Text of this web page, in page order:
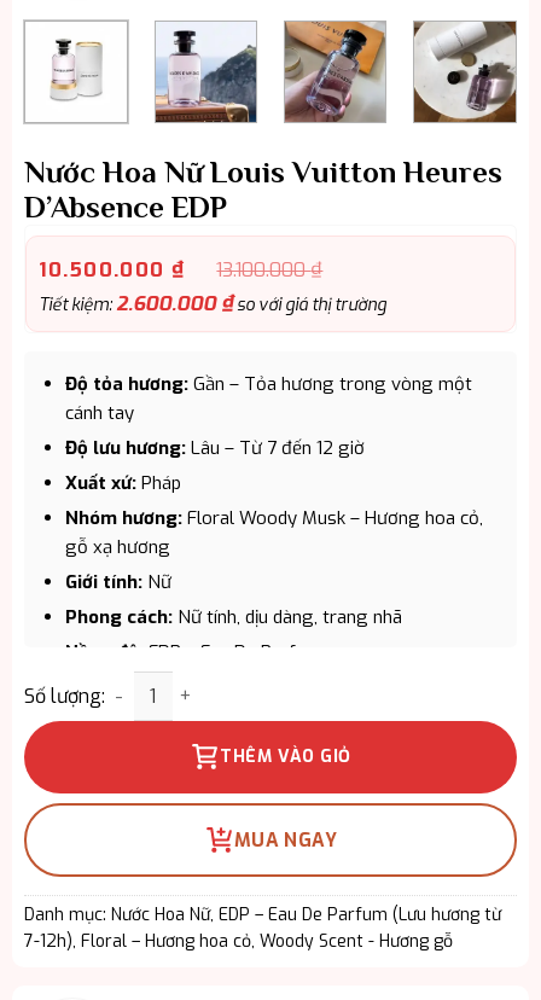
Nước Hoa Nữ Louis Vuitton Heures
D’Absence EDP
10.500.000 ₫ 13.100.000₫
Tiết kiệm:2.600.000₫so với giá thị trường
Độ tỏa hương: Gần – Tỏa hương trong vòng một
cánh tay
Độ lưu hương: Lâu – Từ 7 đến 12 giờ
Xuất xứ: Pháp
Nhóm hương: Floral Woody Musk – Hương hoa cỏ,
gỗ xạ hương
Giới tính: Nữ
Phong cách: Nữ tính, dịu dàng, trang nhã
Nồng độ: EDP – Eau De Parfum
Thương hiệu:
Louis Vuitton
Dung tích:100ml
Số lượng: Nước Hoa Nữ Louis Vuitton Heures D’Absence
THÊM VÀO GIỎ
MUA NGAY
Danh mục: Nước Hoa Nữ, EDP – Eau De Parfum (Lưu hương từ
7-12h), Floral – Hương hoa cỏ, Woody Scent - Hương gỗ